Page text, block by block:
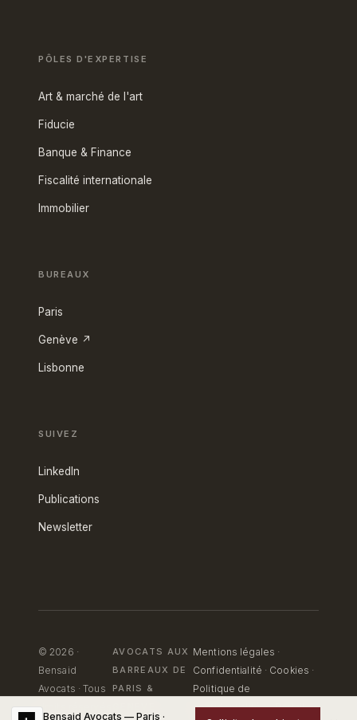
PÔLES D'EXPERTISE
Art & marché de l'art
Fiducie
Banque & Finance
Fiscalité internationale
Immobilier
BUREAUX
Paris
Genève ↗
Lisbonne
SUIVEZ
LinkedIn
Publications
Newsletter
© 2026 ·
Bensaid
Avocats · Tous
droits réservés
AVOCATS AUX
BARREAUX DE
PARIS &
Mentions légales ·
Confidentialité · Cookies ·
Politique de
confidentialité — Portail
Bensaid Avocats — Paris ·